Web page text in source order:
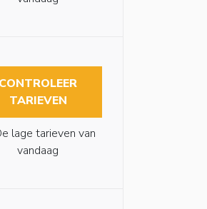
CONTROLEER
TARIEVEN
lage tarieven van
vandaag